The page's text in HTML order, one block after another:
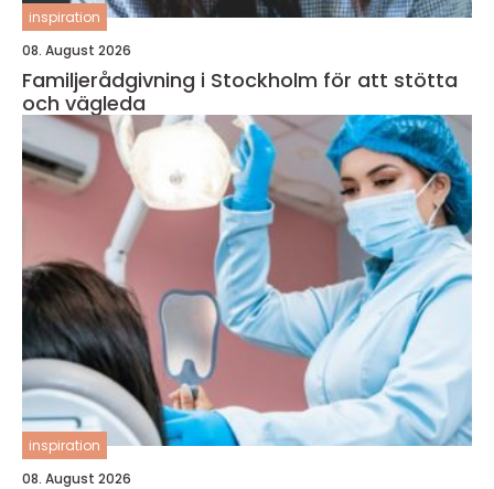
inspiration
08. August 2026
Familjerådgivning i Stockholm för att stötta
och vägleda
inspiration
08. August 2026